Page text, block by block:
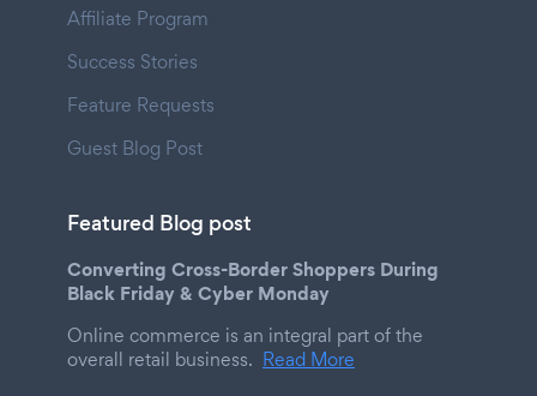
Affiliate Program
Success Stories
Feature Requests
Guest Blog Post
Featured Blog post
Converting Cross-Border Shoppers During
Black Friday & Cyber Monday
Online commerce is an integral part of the
overall retail business. Read More